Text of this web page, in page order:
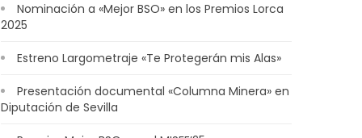
Nominación a «Mejor BSO» en los Premios Lorca
2025
Estreno Largometraje «Te Protegerán mis Alas»
Presentación documental «Columna Minera» en
Diputación de Sevilla